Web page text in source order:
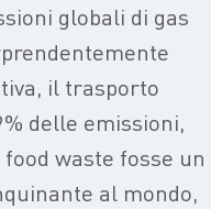
globali di gas
il trasporto
delle emissioni,
waste fosse un
al mondo,